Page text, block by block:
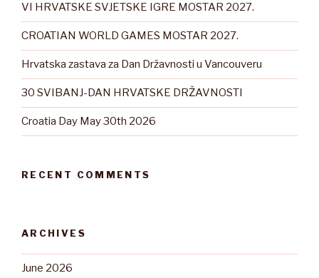
VI HRVATSKE SVJETSKE IGRE MOSTAR 2027.
CROATIAN WORLD GAMES MOSTAR 2027.
Hrvatska zastava za Dan Državnosti u Vancouveru
30 SVIBANJ-DAN HRVATSKE DRŽAVNOSTI
Croatia Day May 30th 2026
RECENT COMMENTS
ARCHIVES
June 2026